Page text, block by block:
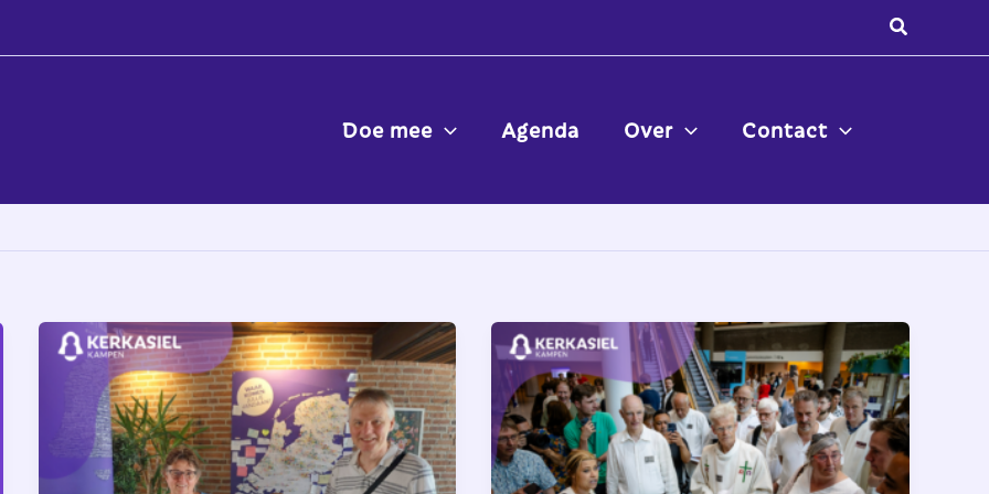
Zoeken
Doe mee Agenda Over Contact